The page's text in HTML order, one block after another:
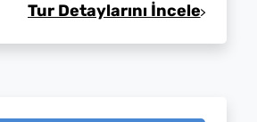
Tur Detaylarını İncele